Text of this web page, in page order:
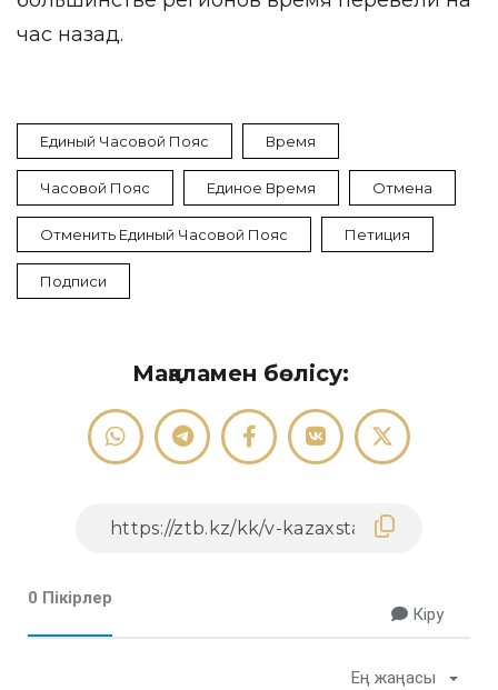
час назад.
Единый Часовой Пояс Время
Часовой Пояс Единое Время Отмена
Отменить Единый Часовой Пояс Петиция
Подписи
Мақаламен бөлісу:
0 Пікірлер
Кіру
Ең жаңасы